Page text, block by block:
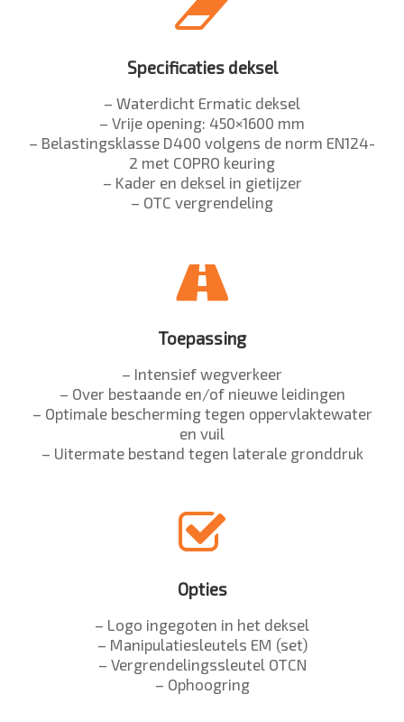
Specificaties deksel
– Waterdicht Ermatic deksel
– Vrije opening: 450×1600 mm
– Belastingsklasse D400 volgens de norm EN124-
2 met COPRO keuring
– Kader en deksel in gietijzer
– OTC vergrendeling
Toepassing
– Intensief wegverkeer
– Over bestaande en/of nieuwe leidingen
– Optimale bescherming tegen oppervlaktewater
en vuil
– Uitermate bestand tegen laterale gronddruk
Opties
– Logo ingegoten in het deksel
– Manipulatiesleutels EM (set)
– Vergrendelingssleutel OTCN
– Ophoogring